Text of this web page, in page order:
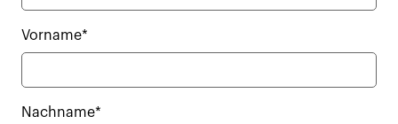
Vorname*
Nachname*